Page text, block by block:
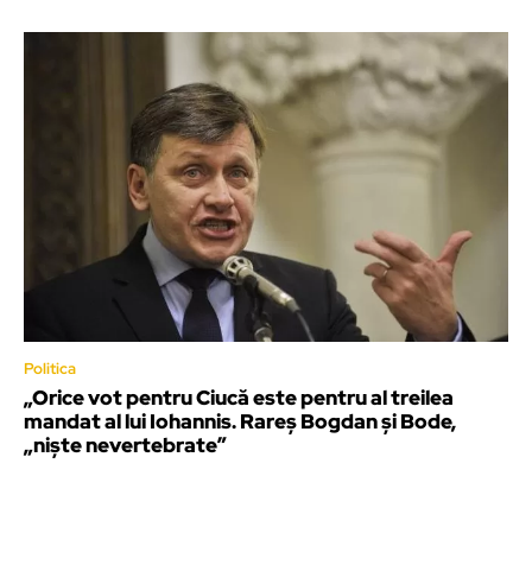
Politica
„Orice vot pentru Ciucă este pentru al treilea
mandat al lui Iohannis. Rareș Bogdan și Bode,
„niște nevertebrate”